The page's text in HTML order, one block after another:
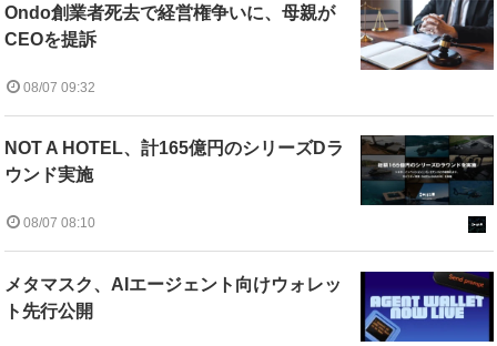
Ondo創業者死去で経営権争いに、母親が
CEOを提訴
08/07 09:32
NOT A HOTEL、計165億円のシリーズDラ
ウンド実施
08/07 08:10
メタマスク、AIエージェント向けウォレッ
ト先行公開